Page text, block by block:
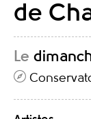
de
Le